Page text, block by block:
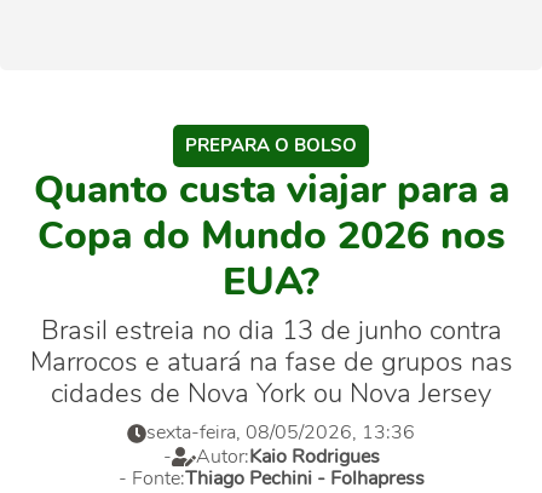
PREPARA O BOLSO
Quanto custa viajar para a
Copa do Mundo 2026 nos
EUA?
Brasil estreia no dia 13 de junho contra
Marrocos e atuará na fase de grupos nas
cidades de Nova York ou Nova Jersey
sexta-feira, 08/05/2026, 13:36
-
Autor:Kaio Rodrigues
- Fonte:Thiago Pechini - Folhapress